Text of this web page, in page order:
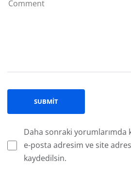
Daha sonraki yorumlarımda
e-posta adresim ve site
kaydedilsin.